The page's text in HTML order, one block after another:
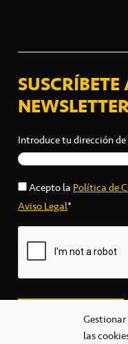
las
Introduce tu dirección
Acepto laPolítica de
Aviso Legal*